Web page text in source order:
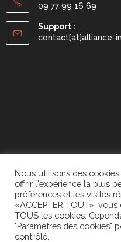
09 77 99 16 69
Support :
contact[at]alliance-
Mention légales -
Nous utilisons des
offrir l'expérience la plus
préférences et les visites
«ACCEPTER TOUT»,
TOUS les cookies.
"Paramètres des cookies"
contrôlé.